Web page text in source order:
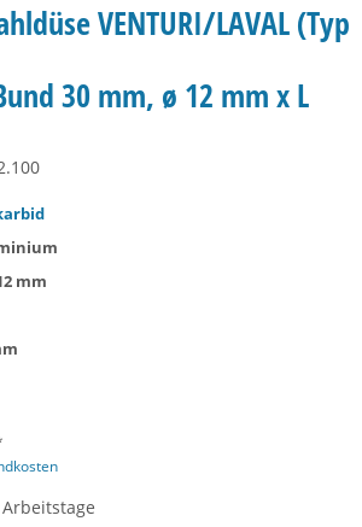
VENTURI/LAVAL (Typ
30 mm, ø 12 mm x L
mm